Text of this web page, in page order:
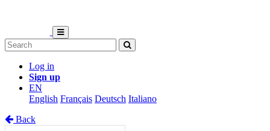
Log in
Sign up
EN
English Français Deutsch Italiano
Back